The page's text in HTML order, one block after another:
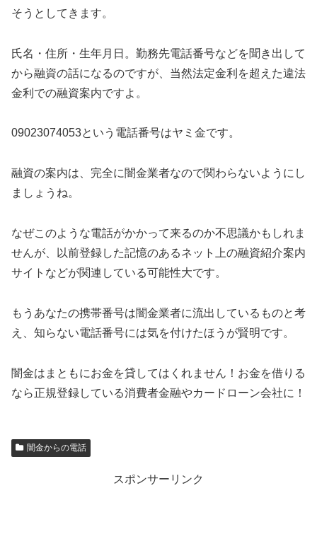
そうとしてきます。
氏名・住所・生年月日。勤務先電話番号などを聞き出して
から融資の話になるのですが、当然法定金利を超えた違法
金利での融資案内ですよ。
09023074053という電話番号はヤミ金です。
融資の案内は、完全に闇金業者なので関わらないようにし
ましょうね。
なぜこのような電話がかかって来るのか不思議かもしれま
せんが、以前登録した記憶のあるネット上の融資紹介案内
サイトなどが関連している可能性大です。
もうあなたの携帯番号は闇金業者に流出しているものと考
え、知らない電話番号には気を付けたほうが賢明です。
闇金はまともにお金を貸してはくれません！お金を借りる
なら正規登録している消費者金融やカードローン会社に！
闇金からの電話
スポンサーリンク